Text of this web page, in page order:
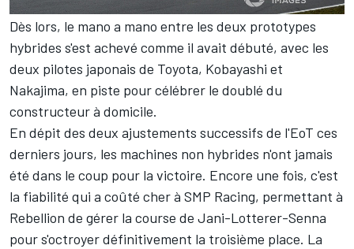
Dès lors, le mano a mano entre les deux prototypes
hybrides s'est achevé comme il avait débuté, avec les
deux pilotes japonais de Toyota, Kobayashi et
Nakajima, en piste pour célébrer le doublé du
constructeur à domicile.
En dépit des deux ajustements successifs de l'EoT ces
derniers jours, les machines non hybrides n'ont jamais
été dans le coup pour la victoire. Encore une fois, c'est
la fiabilité qui a coûté cher à SMP Racing, permettant à
Rebellion de gérer la course de Jani-Lotterer-Senna
pour s'octroyer définitivement la troisième place. La